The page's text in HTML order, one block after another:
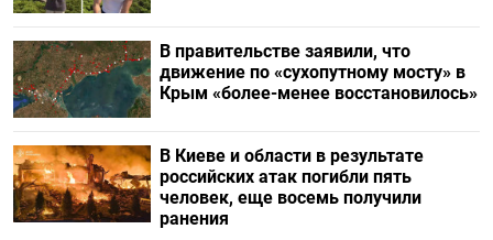
В правительстве заявили, что
движение по «сухопутному мосту» в
Крым «более-менее восстановилось»
В Киеве и области в результате
российских атак погибли пять
человек, еще восемь получили
ранения